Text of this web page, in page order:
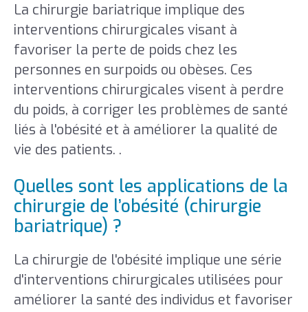
La chirurgie bariatrique implique des
interventions chirurgicales visant à
favoriser la perte de poids chez les
personnes en surpoids ou obèses. Ces
interventions chirurgicales visent à perdre
du poids, à corriger les problèmes de santé
liés à l'obésité et à améliorer la qualité de
vie des patients. .
Quelles sont les applications de la
chirurgie de l’obésité (chirurgie
bariatrique) ?
La chirurgie de l'obésité implique une série
d'interventions chirurgicales utilisées pour
améliorer la santé des individus et favoriser